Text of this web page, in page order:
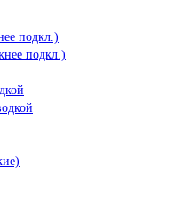
подкл.)
подкл.)